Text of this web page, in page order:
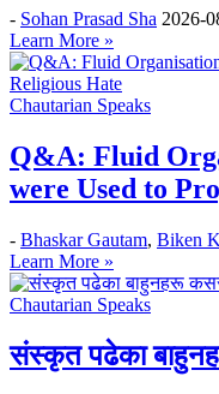
- Sohan Prasad Sha 2026-
Learn More »
Chautarian Speaks
Q&A: Fluid
were Used to
- Bhaskar Gautam, Biken
Learn More »
Chautarian Speaks
संस्कृत पढेका